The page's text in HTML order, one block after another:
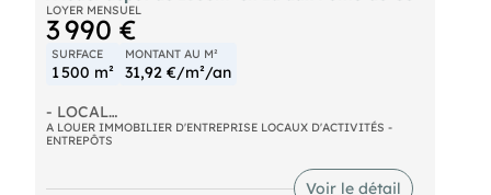
LOYER MENSUEL
3 990 €
SURFACE
1 500 m²
MONTANT AU M²
31,92 €/m²/an
- LOCAL
- DEPOT à LOUER sur la commune des Ponts de cé
! Idéalement situé dans une zone artisanale, ce
local professionnel d'environ 1500 m² environ
offre un fort potentiel pour professions et
A LOUER IMMOBILIER D'ENTREPRISE LOCAUX D'ACTIVITÉS -
ENTREPÔTS
Voir le détail